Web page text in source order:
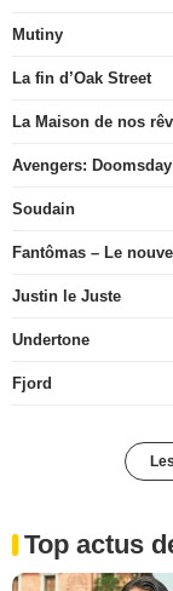
Mutiny
La fin d’Oak Street
La Maison de nos
Avengers: Doomsday
Soudain
Fantômas – Le
Justin le Juste
Undertone
Fjord
Top actus